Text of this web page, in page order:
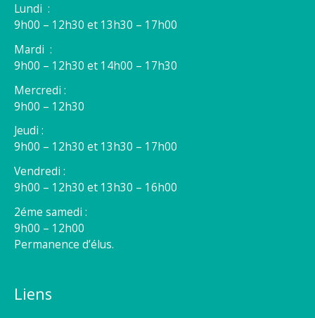
Lundi :
9h00 – 12h30 et 13h30 – 17h00
Mardi :
9h00 – 12h30 et 14h00 – 17h30
Mercredi :
9h00 – 12h30
Jeudi :
9h00 – 12h30 et 13h30 – 17h00
Vendredi :
9h00 – 12h30 et 13h30 – 16h00
2éme samedi :
9h00 – 12h00
Permanence d’élus.
Liens